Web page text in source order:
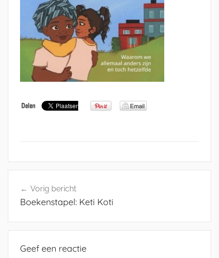
navigatie
Vorig bericht
Boekenstapel: Keti Koti
Geef een reactie